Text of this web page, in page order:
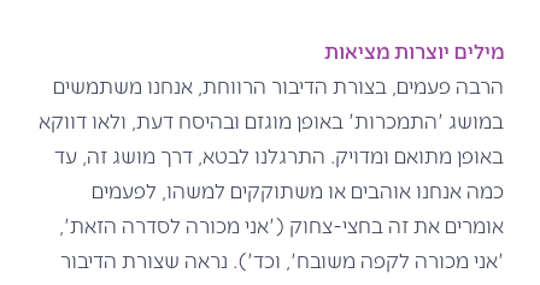
מילים יוצרות מציאות
הרבה פעמים, בצורת הדיבור הרווחת, אנחנו משתמשים
במושג 'התמכרות' באופן מוגזם ובהיסח דעת, ולאו דווקא
באופן מתואם ומדויק. התרגלנו לבטא, דרך מושג זה, עד
כמה אנחנו אוהבים או משתוקקים למשהו, לפעמים
אומרים את זה בחצי-צחוק ('אני מכורה לסדרה הזאת',
'אני מכורה לקפה משובח', וכד'). נראה שצורת הדיבור